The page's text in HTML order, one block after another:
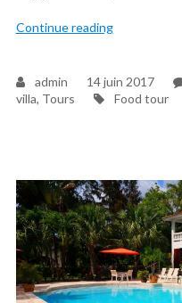
Continue reading« Places of
admin 14 juin 2017
villa, Tours Tags
Food tour